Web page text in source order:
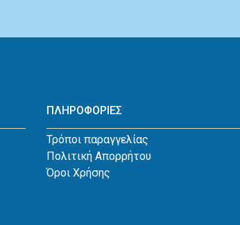
ΠΛΗΡΟΦΟΡΙΕΣ
Τρόποι παραγγελίας
Πολιτική Απορρήτου
Όροι Χρήσης